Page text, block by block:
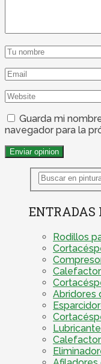
Guarda mi
navegador para la
ENTRADAS
Rodillos
Abridores